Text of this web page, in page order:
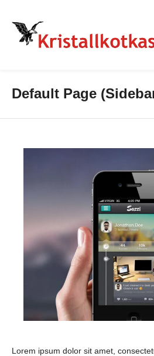
Default Page
Lorem ipsum dolor sit amet,